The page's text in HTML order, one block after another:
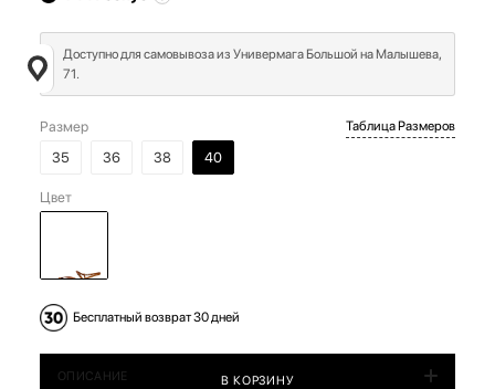
Доступно для самовывоза из Универмага Большой на Малышева,
71.
Размер
35
36 38 40
Таблица Размеров
Цвет
Бесплатный возврат 30 дней
В КОРЗИНУ
ОПИСАНИЕ